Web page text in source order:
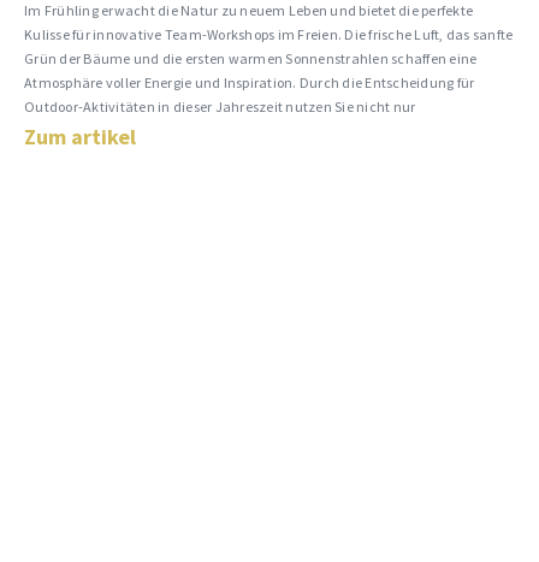
Im Frühling erwacht die Natur zu neuem Leben und bietet die perfekte
Kulisse für innovative Team-Workshops im Freien. Die frische Luft, das sanfte
Grün der Bäume und die ersten warmen Sonnenstrahlen schaffen eine
Atmosphäre voller Energie und Inspiration. Durch die Entscheidung für
Outdoor-Aktivitäten in dieser Jahreszeit nutzen Sie nicht nur
Zum artikel